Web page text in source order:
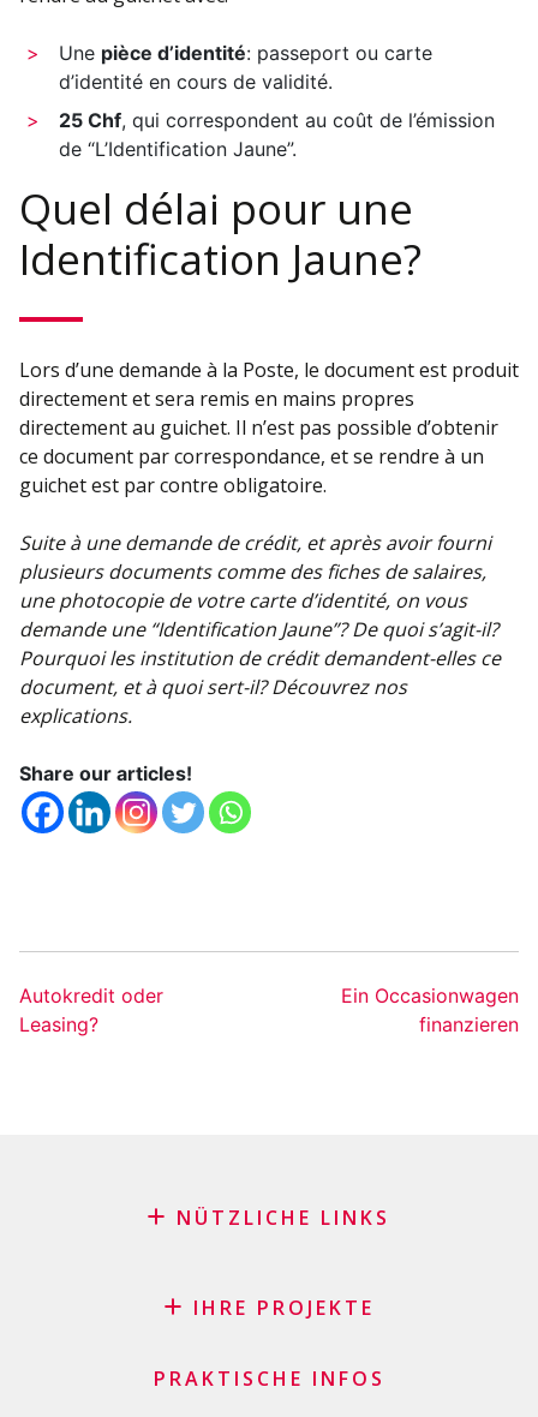
Une pièce d’identité: passeport ou carte
d’identité en cours de validité.
25 Chf, qui correspondent au coût de l’émission
de “L’Identification Jaune”.
Quel délai pour une
Identification Jaune?
Lors d’une demande à la Poste, le document est produit
directement et sera remis en mains propres
directement au guichet. Il n’est pas possible d’obtenir
ce document par correspondance, et se rendre à un
guichet est par contre obligatoire.
Suite à une demande de crédit, et après avoir fourni
plusieurs documents comme des fiches de salaires,
une photocopie de votre carte d’identité, on vous
demande une “Identification Jaune”? De quoi s’agit-il?
Pourquoi les institution de crédit demandent-elles ce
document, et à quoi sert-il? Découvrez nos
explications.
Share our articles!
Autokredit oder
Leasing?
Ein Occasionwagen
finanzieren
NÜTZLICHE LINKS
Antrag auf Patenschaft
Wichtige Checkliste
IHRE PROJEKTE
PRAKTISCHE INFOS